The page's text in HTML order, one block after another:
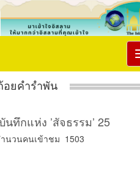
อยคำรำพัน
นทึกแห่ง ’สัจธรรม’ 25
นวนคนเข้าชม 1503